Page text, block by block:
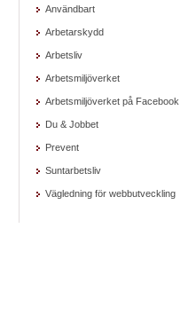
Användbart
Arbetarskydd
Arbetsliv
Arbetsmiljöverket
Arbetsmiljöverket på Facebook
Du & Jobbet
Prevent
Suntarbetsliv
Vägledning för webbutveckling